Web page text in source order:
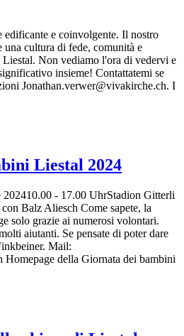
edificante e coinvolgente. Il nostro
cultura di fede, comunità e
Non vediamo l'ora di vedervi e
insieme! Contattatemi se
Jonathan.verwer@vivakirche.ch. I
Liestal 2024
202410.00 - 17.00 UhrStadion Gitterli
Balz Aliesch Come sapete, la
solo grazie ai numerosi volontari.
aiutanti. Se pensate di poter dare
Mail:
della Giornata dei bambini